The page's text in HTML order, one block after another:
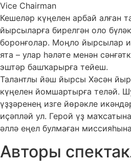
Vice Chairman
Кешеләр күңелен арбай алған
йырсыларға бирелгән оло
боронғолар. Моңло йырсылар
ята – улар һәләте менән
эштәр башҡарырға тейеш.
Талантлы йәш йырсы Хәсән
күңелен йомшартырға теләй.
үҙҙәренең изге йөрәкле
иҫәпләй ул. Герой үҙ
әллә еңел булмаған
Авторы